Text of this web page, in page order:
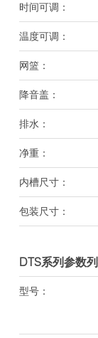
时间可调：
温度可调：
网篮：
降音盖：
排水：
净重：
内槽尺寸：
包装尺寸：
DTS系列参数
型号：